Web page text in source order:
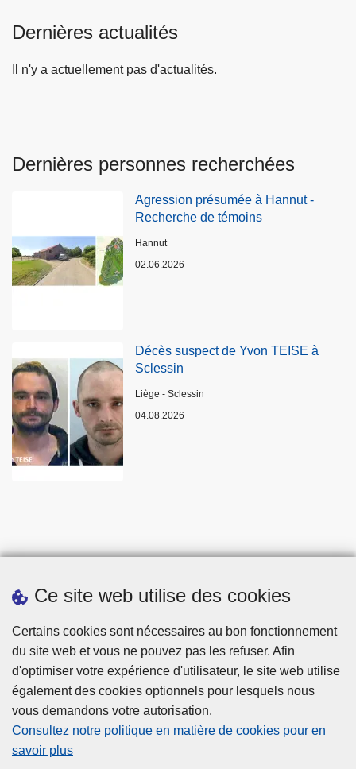
Ce site web utilise des cookies
Certains cookies sont nécessaires au bon fonctionnement
du site web et vous ne pouvez pas les refuser. Afin
d'optimiser votre expérience d'utilisateur, le site web utilise
également des cookies optionnels pour lesquels nous
vous demandons votre autorisation.
Consultez notre politique en matière de cookies pour en
savoir plus
Dernières actualités
Il n'y a actuellement pas d'actualités.
Dernières personnes recherchées
Agression présumée à Hannut -
Recherche de témoins
Lieux
Hannut
02.06.2026
Décès suspect de Yvon TEISE à
Sclessin
Lieux
Liège - Sclessin
04.08.2026
Statistiques